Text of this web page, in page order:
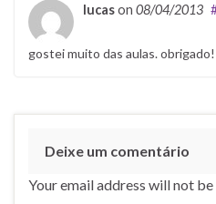
lucason 08/04/2013
gostei muito das aulas.
Deixe um comentário
Your email address will not be